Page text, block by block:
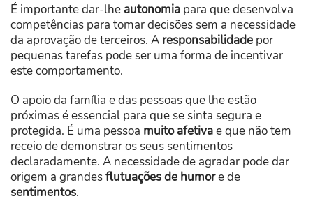
É importante dar-lhe autonomia para que desenvolva
competências para tomar decisões sem a necessidade
da aprovação de terceiros. A responsabilidade por
pequenas tarefas pode ser uma forma de incentivar
este comportamento.
O apoio da família e das pessoas que lhe estão
próximas é essencial para que se sinta segura e
protegida. É uma pessoa muito afetivae que não tem
receio de demonstrar os seus sentimentos
declaradamente. A necessidade de agradar pode dar
origem a grandesflutuações de humore de
sentimentos.